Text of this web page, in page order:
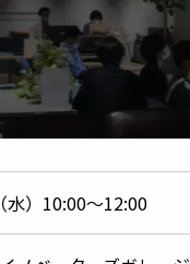
）10:00〜12:00